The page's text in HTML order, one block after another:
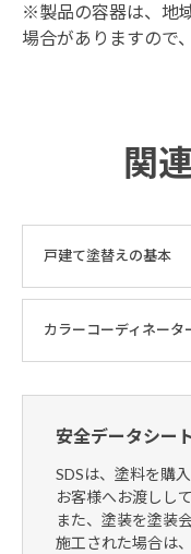
※製品の容器は、地
場合がありますので
関
戸建て塗替えの基本
カラーコーディネー
安全データシー
SDSは、塗料を購
お客様へお渡しし
また、塗装を塗装
施工された場合は